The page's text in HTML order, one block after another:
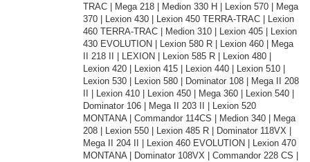
TRAC | Mega 218 | Medion 330 H | Lexion 570 | Mega
370 | Lexion 430 | Lexion 450 TERRA-TRAC | Lexion
460 TERRA-TRAC | Medion 310 | Lexion 405 | Lexion
430 EVOLUTION | Lexion 580 R | Lexion 460 | Mega
II 218 II | LEXION | Lexion 585 R | Lexion 480 |
Lexion 420 | Lexion 415 | Lexion 440 | Lexion 510 |
Lexion 530 | Lexion 580 | Dominator 108 | Mega II 208
II | Lexion 410 | Lexion 450 | Mega 360 | Lexion 540 |
Dominator 106 | Mega II 203 II | Lexion 520
MONTANA | Commandor 114CS | Medion 340 | Mega
208 | Lexion 550 | Lexion 485 R | Dominator 118VX |
Mega II 204 II | Lexion 460 EVOLUTION | Lexion 470
MONTANA | Dominator 108VX | Commandor 228 CS |